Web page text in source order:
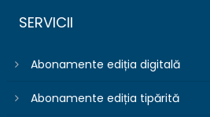
SERVICII
Abonamente ediția digitală
Abonamente ediția tipărită